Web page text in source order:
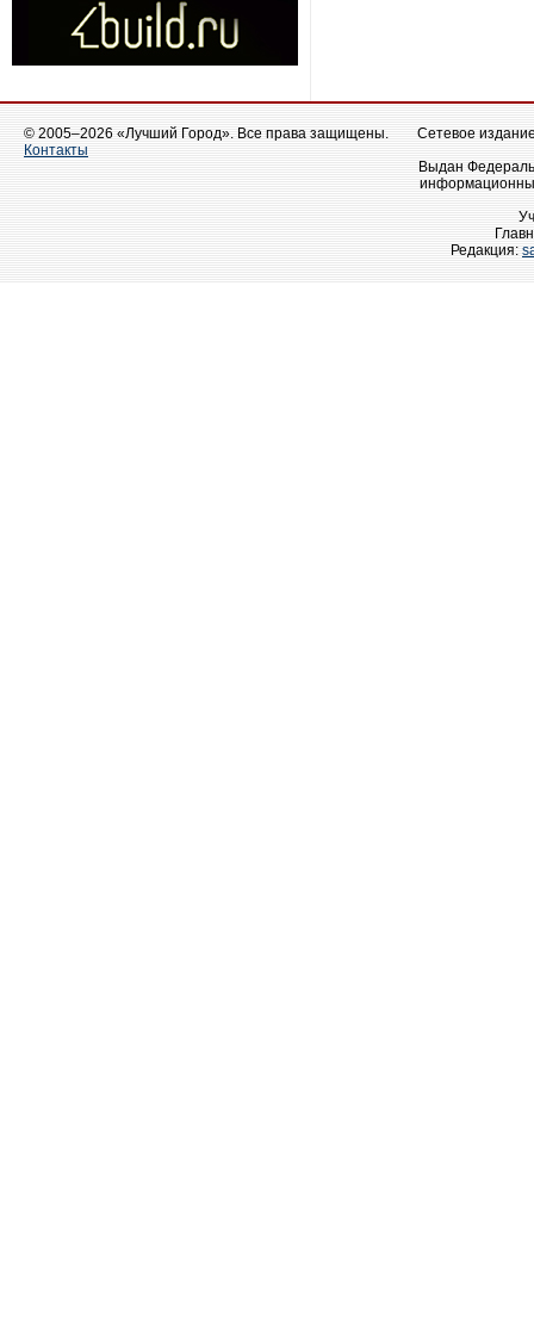
© 2005–2026 «Лучший Город». Все права защищены.
Контакты
Сетевое
Выдан
Редакция: